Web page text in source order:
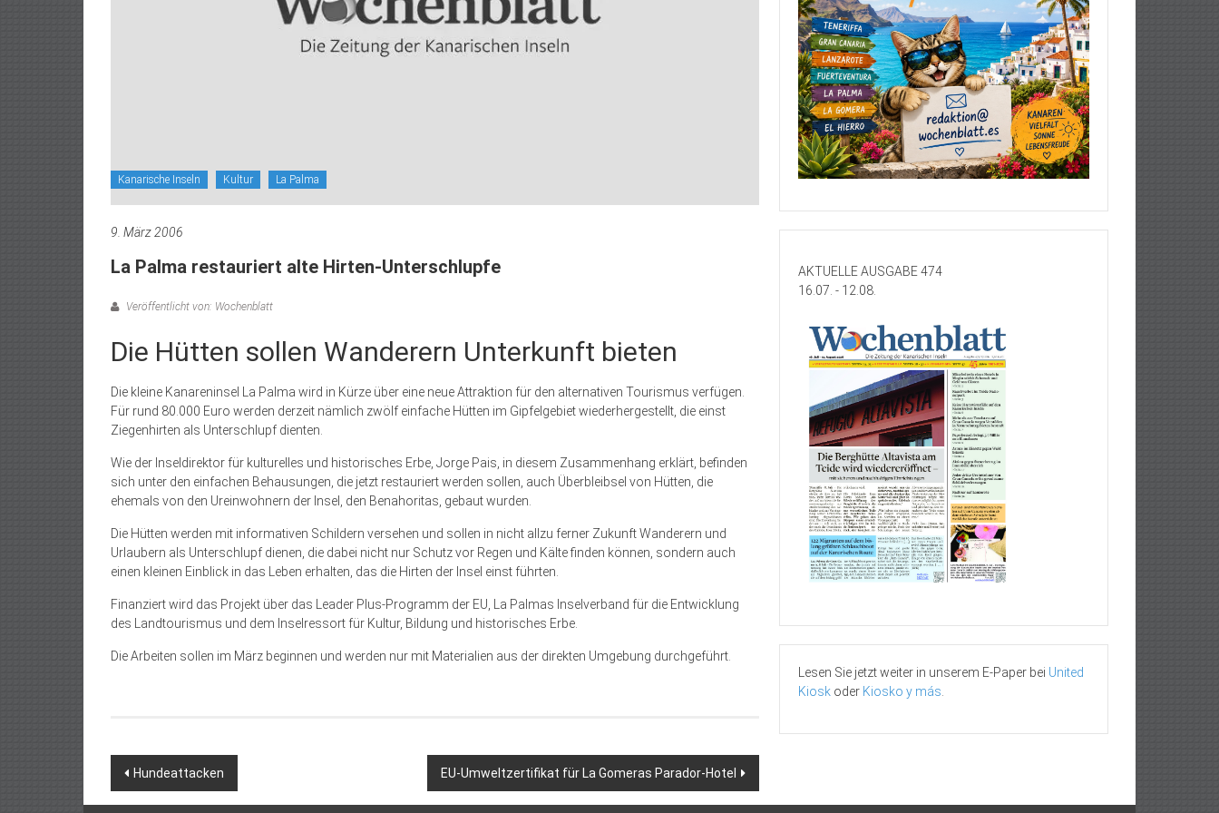
Kanarische Inseln Kultur La Palma
9. März 2006
La Palma restauriert alte Hirten-Unterschlupfe
Veröffentlicht von: Wochenblatt
Die Hütten sollen Wanderern Unterkunft bieten
Die kleine Kanareninsel La Palma wird in Kürze über eine neue Attraktion für den alternativen Tourismus verfügen.
Für rund 80.000 Euro werden derzeit nämlich zwölf einfache Hütten im Gipfelgebiet wiederhergestellt, die einst
Ziegenhirten als Unterschlupf dienten.
Wie der Inseldirektor für kulturelles und historisches Erbe, Jorge Pais, in diesem Zusammenhang erklärt, befinden
sich unter den einfachen Behausungen, die jetzt restauriert werden sollen, auch Überbleibsel von Hütten, die
ehemals von den Ureinwohnern der Insel, den Benahoritas, gebaut wurden.
Die Hütten werden mit informativen Schildern versehen und sollen in nicht allzu ferner Zukunft Wanderern und
Urlaubern als Unterschlupf dienen, die dabei nicht nur Schutz vor Regen und Kälte finden können, sondern auch
einen kleinen Einblick in das Leben erhalten, das die Hirten der Insel einst führten.
Finanziert wird das Projekt über das Leader Plus-Programm der EU, La Palmas Inselverband für die Entwicklung
des Landtourismus und dem Inselressort für Kultur, Bildung und historisches Erbe.
Die Arbeiten sollen im März beginnen und werden nur mit Materialien aus der direkten Umgebung durchgeführt.
Beitragsnavigation
Hundeattacken EU-Umweltzertifikat für La Gomeras Parador-Hotel
AKTUELLE AUSGABE 474
16.07. - 12.08.
Lesen Sie jetzt weiter in unserem E-Paper bei United
Kiosk oder Kiosko y más